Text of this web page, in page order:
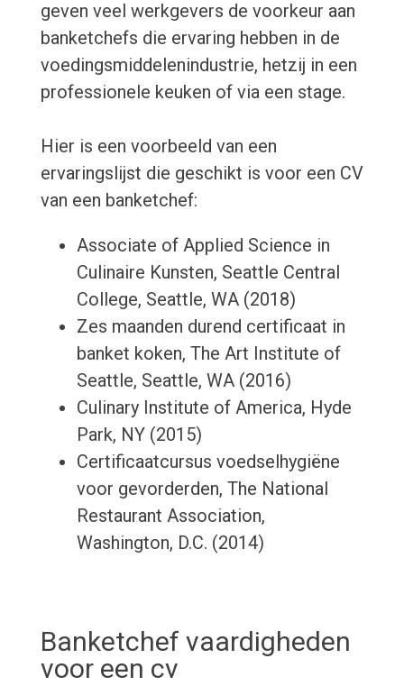
geven veel werkgevers de voorkeur aan
banketchefs die ervaring hebben in de
voedingsmiddelenindustrie, hetzij in een
professionele keuken of via een stage.
Hier is een voorbeeld van een
ervaringslijst die geschikt is voor een CV
van een banketchef:
Associate of Applied Science in
Culinaire Kunsten, Seattle Central
College, Seattle, WA (2018)
Zes maanden durend certificaat in
banket koken, The Art Institute of
Seattle, Seattle, WA (2016)
Culinary Institute of America, Hyde
Park, NY (2015)
Certificaatcursus voedselhygiëne
voor gevorderden, The National
Restaurant Association,
Washington, D.C. (2014)
Banketchef vaardigheden
voor een cv